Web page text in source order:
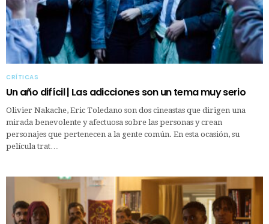
CRÍTICAS
Un año difícil | Las adicciones son un tema muy serio
Olivier Nakache, Eric Toledano son dos cineastas que dirigen una
mirada benevolente y afectuosa sobre las personas y crean
personajes que pertenecen a la gente común. En esta ocasión, su
película trat…